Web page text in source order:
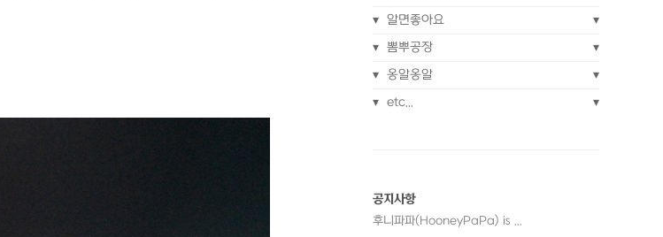
알면좋아요
뽐뿌공장
옹알옹알
etc...
공지사항
후니파파(HooneyPaPa) is ...